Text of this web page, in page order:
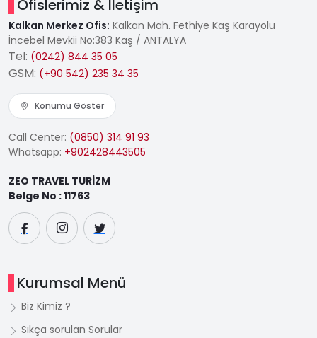
Ofislerimiz & İletişim
Kalkan Merkez Ofis: Kalkan Mah. Fethiye Kaş Karayolu
İncebel Mevkii No:383 Kaş / ANTALYA
Tel: (0242) 844 35 05
GSM: (+90 542) 235 34 35
Konumu Göster
Call Center: (0850) 314 91 93
Whatsapp: +902428443505
ZEO TRAVEL TURİZM
Belge No : 11763
Kurumsal Menü
Biz Kimiz ?
Sıkça sorulan Sorular